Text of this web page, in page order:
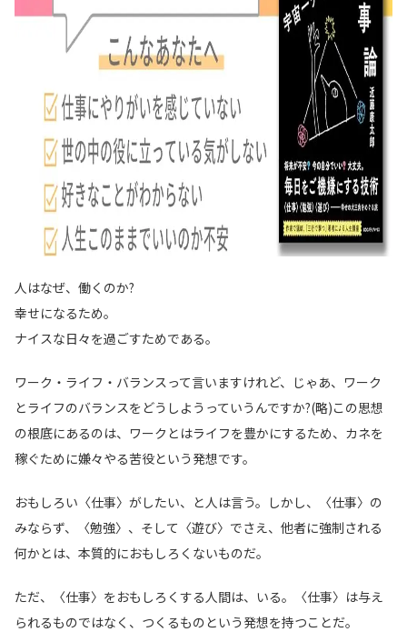
人はなぜ、働くのか?
幸せになるため。
ナイスな日々を過ごすためである。
ワーク・ライフ・バランスって言いますけれど、じゃあ、ワーク
とライフのバランスをどうしようっていうんですか?(略)この思想
の根底にあるのは、ワークとはライフを豊かにするため、カネを
稼ぐために嫌々やる苦役という発想です。
おもしろい〈仕事〉がしたい、と人は言う。しかし、〈仕事〉の
みならず、〈勉強〉、そして〈遊び〉でさえ、他者に強制される
何かとは、本質的におもしろくないものだ。
ただ、〈仕事〉をおもしろくする人間は、いる。〈仕事〉は与え
られるものではなく、つくるものという発想を持つことだ。